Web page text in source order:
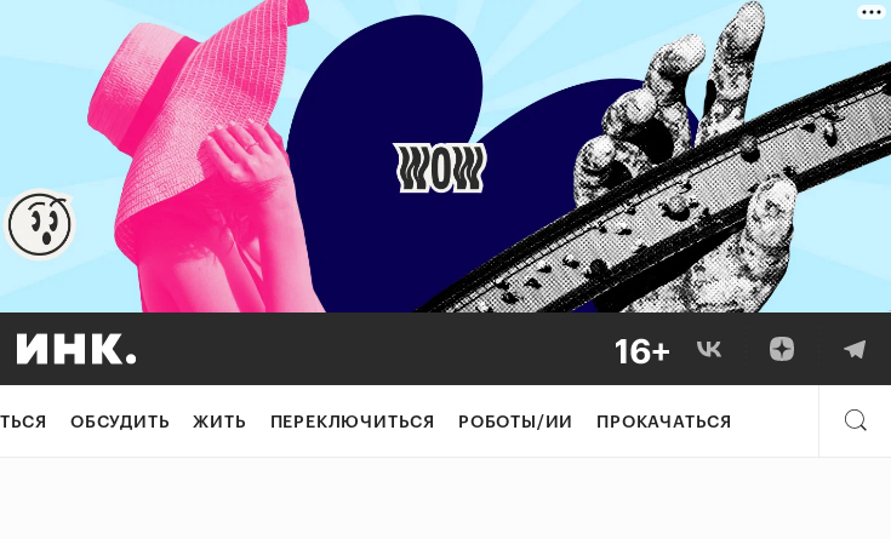
ОБСУДИТЬ ЖИТЬ ПЕРЕКЛЮЧИТЬСЯ РОБОТЫ/ИИ ПРОКАЧАТЬСЯ